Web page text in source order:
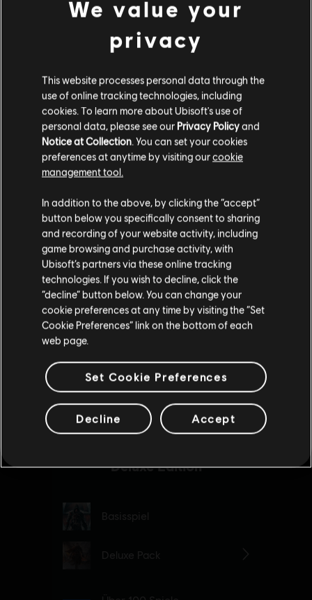
Soweit wir wissen kommst du aus
Staaten von Amerika.
Wenn du etwas bestellen möchtest, besuche bitte
deinen lokalen Ubisoft Store.
Im aktuellen Store bleiben
ZUM LOKALEN STORE WECHSELN
We value your
privacy
This website processes personal data through the
use of online tracking technologies, including
cookies. To learn more about Ubisoft's use of
personal data, please see our Privacy Policyand
Notice at Collection. You can set your cookies
preferences at anytime by visiting ourcookie
management tool.
In addition to the above, by clicking the “accept”
button below you specifically consent to sharing
and recording of your website activity, including
game browsing and purchase activity, with
Ubisoft’s partners via these online tracking
technologies. If you wish to decline, click the
“decline” button below. You can change your
cookie preferences at any time by visiting the “Set
Cookie Preferences” link on the bottom of each
web page.
Set Cookie Preferences
Decline Accept